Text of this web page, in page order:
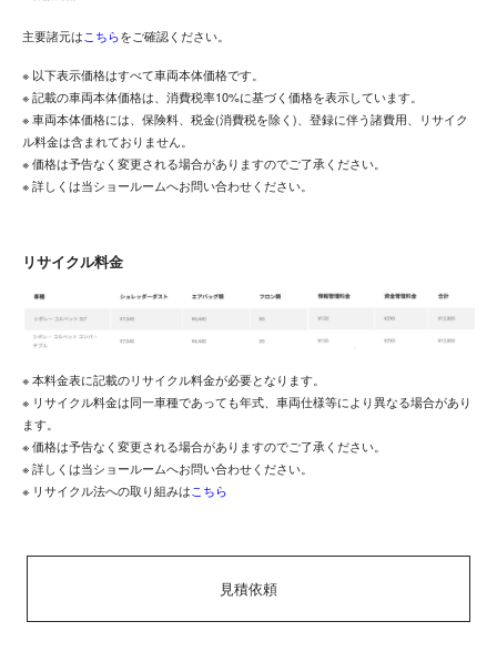
主要諸元はこちらをご確認ください。
※ 以下表示価格はすべて車両本体価格です。
※ 記載の車両本体価格は、消費税率10%に基づく価格を表示しています。
※ 車両本体価格には、保険料、税金(消費税を除く)、登録に伴う諸費用、リサイク
ル料金は含まれておりません。
※ 価格は予告なく変更される場合がありますのでご了承ください。
※ 詳しくは当ショールームへお問い合わせください。
リサイクル料金
※ 本料金表に記載のリサイクル料金が必要となります。
※ リサイクル料金は同一車種であっても年式、車両仕様等により異なる場合があり
ます。
※ 価格は予告なく変更される場合がありますのでご了承ください。
※ 詳しくは当ショールームへお問い合わせください。
※ リサイクル法への取り組みはこちら
見積依頼